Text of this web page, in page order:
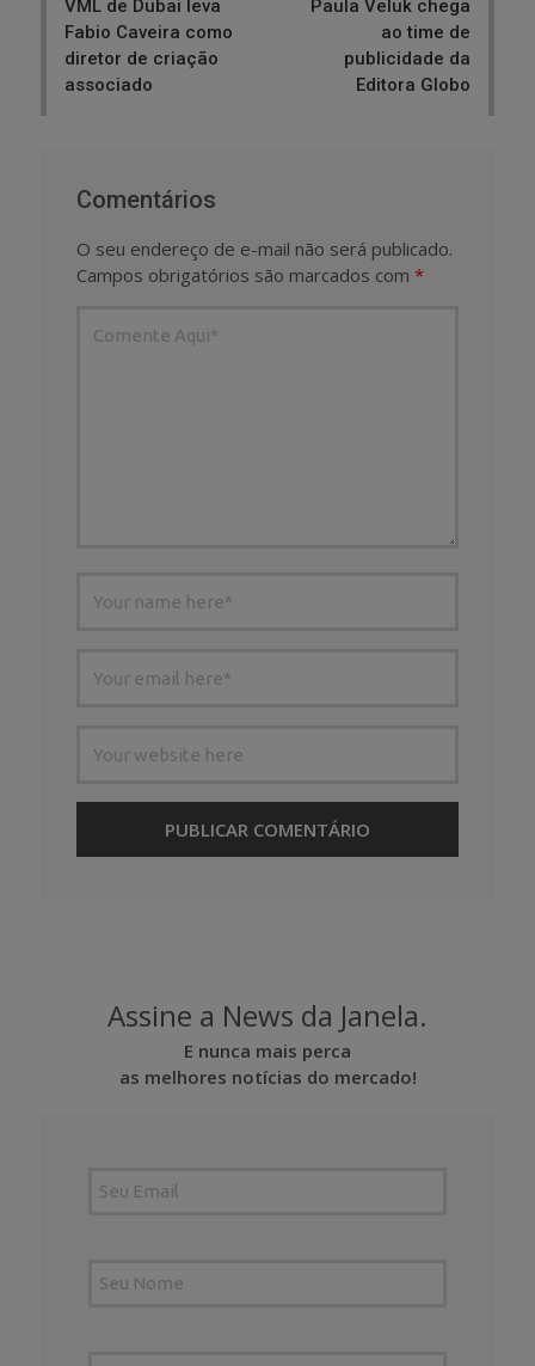
VML de Dubai leva
Fabio Caveira como
diretor de criação
associado
Paula Veluk chega
ao time de
publicidade da
Editora Globo
Comentários
O seu endereço de e-mail não será publicado.
Campos obrigatórios são marcados com *
Assine a News da Janela.
E nunca mais perca
as melhores notícias do mercado!